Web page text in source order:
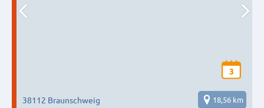
3
38112 Braunschweig 18,56 km